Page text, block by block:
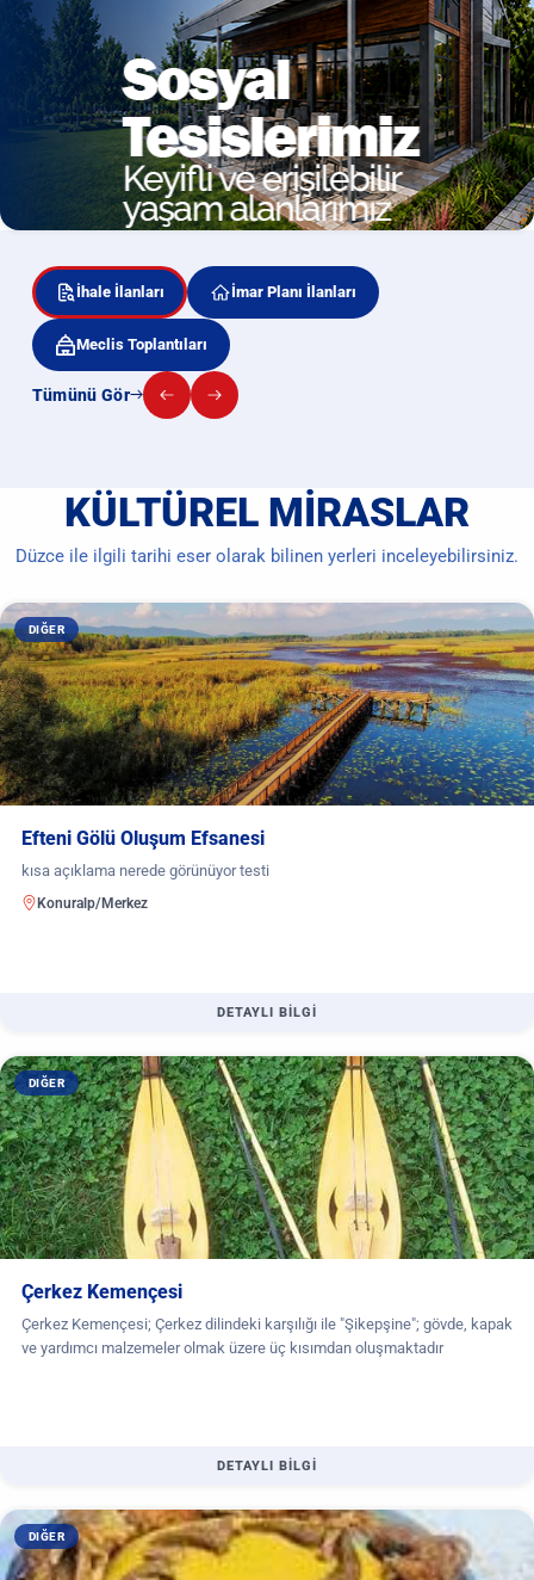
İhale İlanları İmar Planı İlanları
Meclis Toplantıları
Tümünü Gör
KÜLTÜREL MIRASLAR
Düzce ile ilgili tarihi eser olarak bilinen yerleri inceleyebilirsiniz.
DIĞER
Efteni Gölü Oluşum Efsanesi
kısa açıklama nerede görünüyor testi
Konuralp/Merkez
DETAYLI BİLGİ
DIĞER
Çerkez Kemençesi
Çerkez Kemençesi; Çerkez dilindeki karşılığı ile "Şikepşine"; gövde, kapak
ve yardımcı malzemeler olmak üzere üç kısımdan oluşmaktadır
DETAYLI BİLGİ
DIĞER